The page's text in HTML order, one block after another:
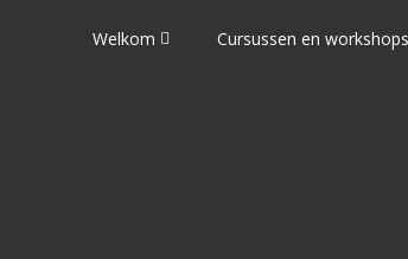
Welkom Cursussen en workshops